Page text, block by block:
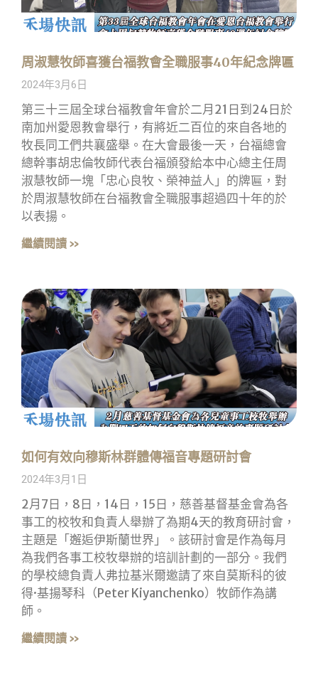
周淑慧牧師喜獲台福教會全職服事40年紀念牌匾
2024年3月6日
第三十三屆全球台福教會年會於二月21日到24日於
南加州愛恩教會舉行，有將近二百位的來自各地的
牧長同工們共襄盛舉。在大會最後一天，台福總會
總幹事胡忠倫牧師代表台福頒發給本中心總主任周
淑慧牧師一塊「忠心良牧、榮神益人」的牌匾，對
於周淑慧牧師在台福教會全職服事超過四十年的於
以表揚。
繼續閱讀 »
如何有效向穆斯林群體傳福音專題研討會
2024年3月1日
2月7日，8日，14日，15日，慈善基督基金會為各
事工的校牧和負責人舉辦了為期4天的教育研討會，
主題是「邂逅伊斯蘭世界」。該研討會是作為每月
為我們各事工校牧舉辦的培訓計劃的一部分。我們
的學校總負責人弗拉基米爾邀請了來自莫斯科的彼
得·基揚琴科（Peter Kiyanchenko）牧師作為講
師。
繼續閱讀 »